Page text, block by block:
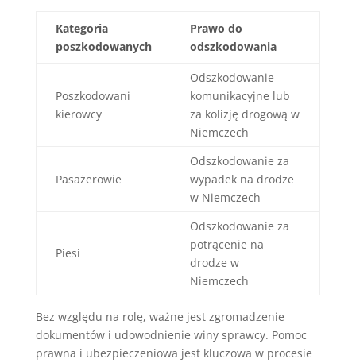
Kategoria
poszkodowanych
Prawo do
odszkodowania
Poszkodowani
kierowcy
Odszkodowanie
komunikacyjne lub
za kolizję drogową w
Niemczech
Pasażerowie
Odszkodowanie za
wypadek na drodze
w Niemczech
Piesi
Odszkodowanie za
potrącenie na
drodze w
Niemczech
Bez względu na rolę, ważne jest zgromadzenie
dokumentów i udowodnienie winy sprawcy. Pomoc
prawna i ubezpieczeniowa jest kluczowa w procesie